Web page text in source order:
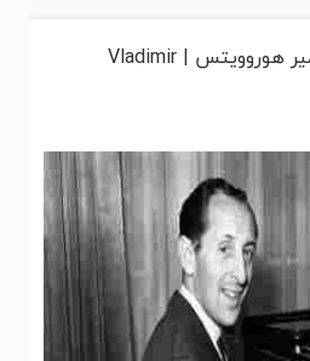
دانلود آهنگ های ولادیمیر هوروویتس | Vladimir